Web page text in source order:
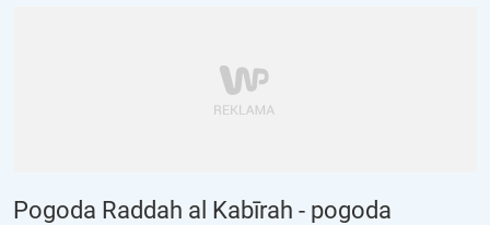
Pogoda Raddah al Kabīrah - pogoda